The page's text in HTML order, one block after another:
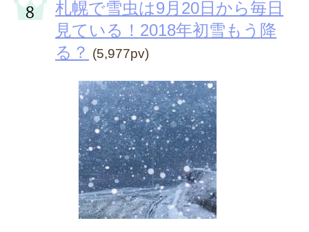
札幌で雪虫は9月20日から毎日
見ている！2018年初雪もう降
る？ (5,977pv)